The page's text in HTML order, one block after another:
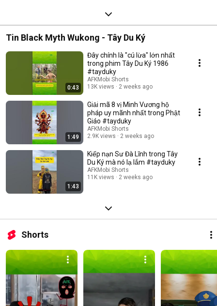
Tin Black Myth Wukong - Tây Du Ký
0:43
Đây chính là "cú lừa" lớn nhất
trong phim Tây Du Ký 1986
#tayduky
AFKMobi Shorts
13K views
2 weeks ago
1:49
Giải mã 8 vị Minh Vương hộ
pháp uy mãnh nhất trong Phật
Giáo #tayduky
AFKMobi Shorts
2.9K views
2 weeks ago
1:43
Kiếp nạn Sư Đà Lĩnh trong Tây
Du Ký mà nó lạ lắm #tayduky
AFKMobi Shorts
11K views
2 weeks ago
Shorts